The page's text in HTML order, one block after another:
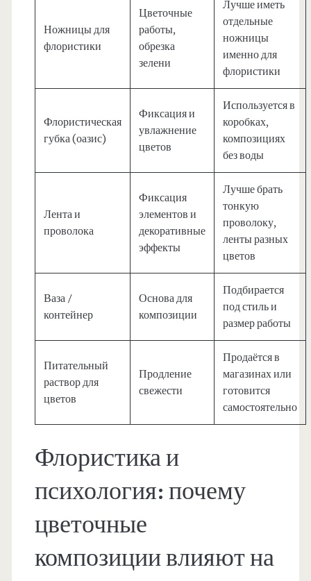
Ножницы для
флористики
Цветочные
работы,
обрезка
зелени
Лучше иметь
отдельные
ножницы
именно для
флористики
Флористическая
губка (оазис)
Фиксация и
увлажнение
цветов
Используется в
коробках,
композициях
без воды
Лента и
проволока
Фиксация
элементов и
декоративные
эффекты
Лучше брать
тонкую
проволоку,
ленты разных
цветов
Ваза /
контейнер
Основа для
композиции
Подбирается
под стиль и
размер работы
Питательный
раствор для
цветов
Продление
свежести
Продаётся в
магазинах или
готовится
самостоятельно
Флористика и
психология: почему
цветочные
композиции влияют на